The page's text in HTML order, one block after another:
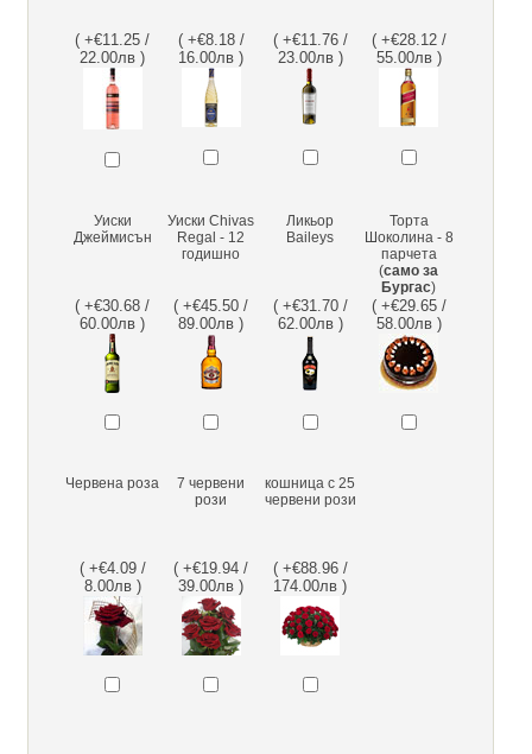
( +€11.25 /
22.00лв )
( +€8.18 /
16.00лв )
( +€11.76 /
23.00лв )
( +€28.12 /
55.00лв )
Уиски
Джеймисън
( +€30.68 /
60.00лв )
Уиски Chivas
Regal - 12
годишно
( +€45.50 /
89.00лв )
Ликьор
Baileys
( +€31.70 /
62.00лв )
Торта
Шоколина - 8
парчета
(само за
Бургас)
( +€29.65 /
58.00лв )
Червена роза
( +€4.09 /
8.00лв )
7 червени
рози
( +€19.94 /
39.00лв )
кошница с 25
червени рози
( +€88.96 /
174.00лв )